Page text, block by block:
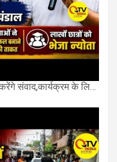
प्रयागराज मे लाखो छात्र राहुल गाँधी से करेंगे संवाद,कार्यक्रम के लिए बन रहा करोड़ो का पंडाल